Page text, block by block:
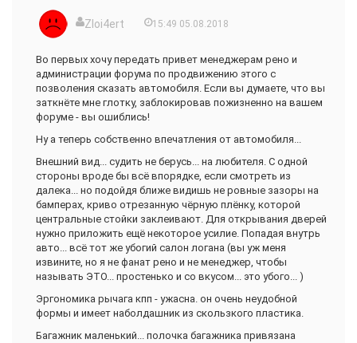
Zloi4ert 15:49 05.08.2018
Во первых хочу передать привет менеджерам рено и
администрации форума по продвижению этого с
позволения сказать автомобиля. Если вы думаете, что вы
заткнёте мне глотку, заблокировав пожизненно на вашем
форуме - вы ошиблись!
Ну а теперь собственно впечатления от автомобиля...
Внешний вид... судить не берусь... на любителя. С одной
стороны вроде бы всё впорядке, если смотреть из
далека... но подойдя ближе видишь не ровные зазоры на
бамперах, криво отрезанную чёрную плёнку, которой
центральные стойки заклеивают. Для открывания дверей
нужно приложить ещё некоторое усилие. Попадая внутрь
авто... всё тот же убогий салон логана (вы уж меня
извините, но я не фанат рено и не менеджер, чтобы
называть ЭТО... простенько и со вкусом... это убого... )
Эргономика рычага кпп - ужасна. он очень неудобной
формы и имеет наболдашник из скользкого пластика.
Багажник маленький... полочка багажника привязана